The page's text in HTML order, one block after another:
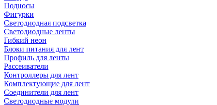
Подносы
Фигурки
Светодиодная подсветка
Светодиодные ленты
Гибкий неон
Блоки питания для лент
Профиль для ленты
Рассеиватели
Контроллеры для лент
Комплектующие для лент
Соединители для лент
Светодиодные модули